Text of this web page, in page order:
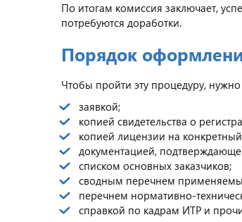
По итогам комиссия заключает,
потребуются доработки.
Порядок
Чтобы пройти эту процедуру,
заявкой;
копией свидетельства о
копией лицензии на
документацией,
списком основных заказчиков;
сводным перечнем
перечнем нормативно-
справкой по кадрам ИТР и